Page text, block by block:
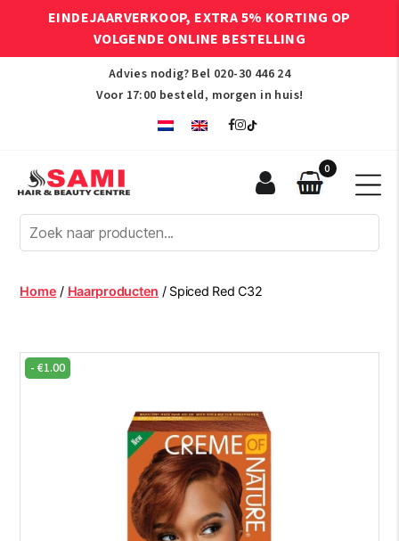
EINDEJAARVERKOOP, EXTRA 5% KORTING OP
VOLGENDE ONLINE BESTELLING
Advies nodig? Bel 020-30 446 24
Voor 17:00 besteld, morgen in huis!
Afro
Hair
Beauty
Centre
0
Home / Haarproducten / Spiced Red C32
-€1.00